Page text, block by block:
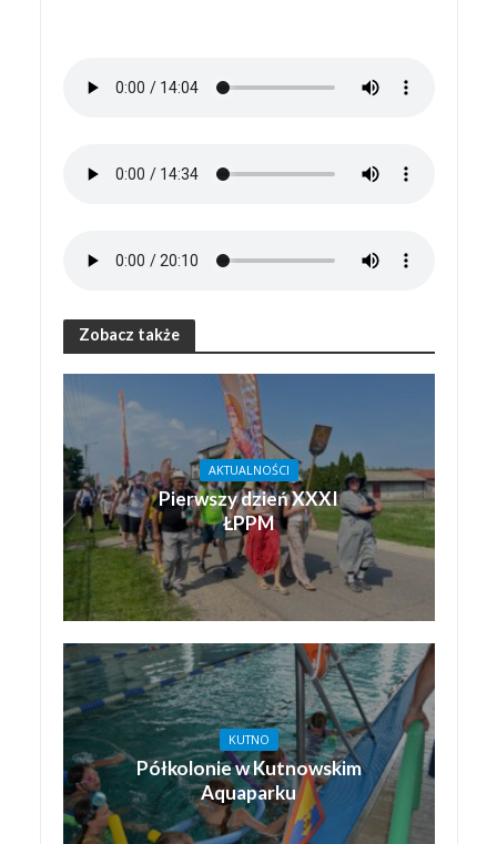
Zobacz także
AKTUALNOŚCI
Pierwszy dzień XXXI
ŁPPM
KUTNO
Półkolonie w Kutnowskim
Aquaparku